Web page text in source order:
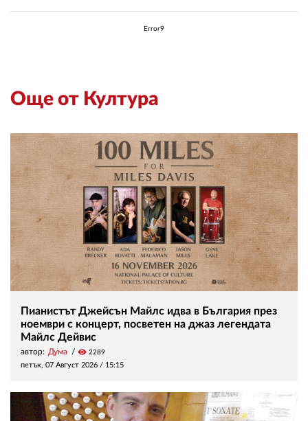
Error9
Още от Култура
Пианистът Джейсън Майлс идва в България през
ноември с концерт, посветен на джаз легендата
Майлс Дейвис
автор: Дума visibility 2289
петък, 07 Август 2026 / 15:15